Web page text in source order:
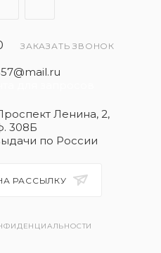
ЗАКАЗАТЬ ЗВОНОК
Ленина, 2,
308Б
по России
РАССЫЛКУ